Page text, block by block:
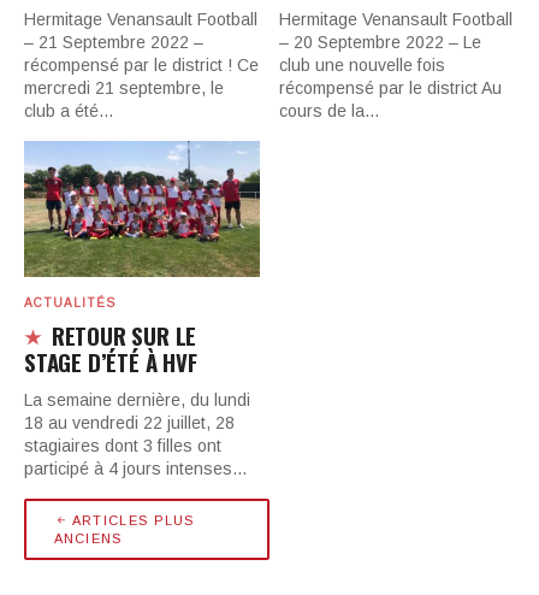
Hermitage Venansault Football
– 21 Septembre 2022 –
récompensé par le district ! Ce
mercredi 21 septembre, le
club a été…
Hermitage Venansault Football
– 20 Septembre 2022 – Le
club une nouvelle fois
récompensé par le district Au
cours de la…
ACTUALITÉS
RETOUR SUR LE
STAGE D’ÉTÉ À HVF
La semaine dernière, du lundi
18 au vendredi 22 juillet, 28
stagiaires dont 3 filles ont
participé à 4 jours intenses…
ARTICLES PLUS
ANCIENS